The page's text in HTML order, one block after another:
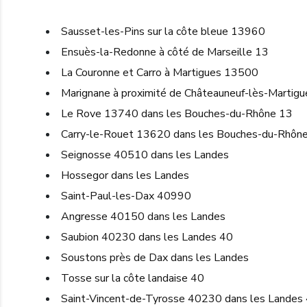
Sausset-les-Pins sur la côte bleue 13960
Ensuès-la-Redonne à côté de Marseille 13
La Couronne et Carro à Martigues 13500
Marignane à proximité de Châteauneuf-lès-
Le Rove 13740 dans les Bouches-du-Rhône 13
Carry-le-Rouet 13620 dans les Bouches-du-Rhône
Seignosse 40510 dans les Landes
Hossegor dans les Landes
Saint-Paul-les-Dax 40990
Angresse 40150 dans les Landes
Saubion 40230 dans les Landes 40
Soustons près de Dax dans les Landes
Tosse sur la côte landaise 40
Saint-Vincent-de-Tyrosse 40230 dans les Landes